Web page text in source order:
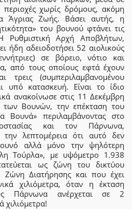
χωρίς δρόμους, ακόμη
Άγριας Ζωής. Βάσει αυτής, η
του βουνού φτάνει τις
Ρυθμιστική Αρχή Αποβλήτων,
ήδη αδειοδοτήσει 52 αιολικούς
σε βόρειο, νότιο και
από τους οποίους εφτά έχουν
τρεις (συμπεριλαμβανομένου
υπό κατασκευή. Είναι το ίδιο
ανακοίνωσε στις 11 Δεκέμβρη
Βουνών, την επέκταση του
Βουνά» περιλαμβάνοντας στο
και τον Πάρνωνα,
λεπτομέρεια ότι αυτό δεν
αλλά μόνο την ψηλότερη
Τούρλα», με υψόμετρο 1.938
ως ζώνη του δικτύου
Ζώνη Διατήρησης και που έχει
χιλιόμετρα, όταν η έκταση
Πάρνωνα ανέρχεται σε 2
χιλιόμετρα!